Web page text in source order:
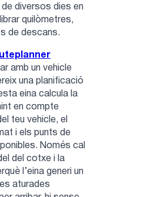
diversos dies en
quilòmetres,
de descans.
amb un vehicle
una planificació
eina calcula la
en compte
teu vehicle, el
i els punts de
Només cal
del cotxe i la
l’eina generi un
aturades